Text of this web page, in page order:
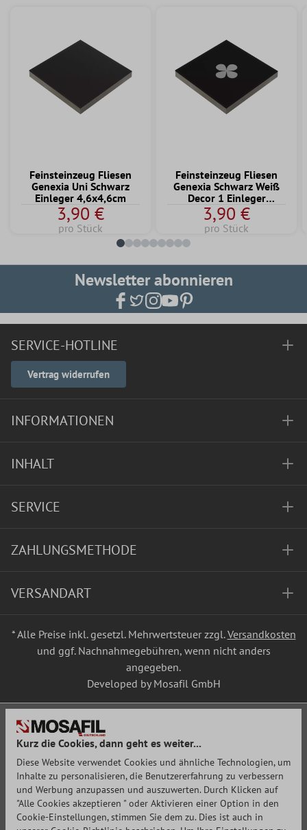
Feinsteinzeug Fliesen
Genexia Uni Schwarz
Einleger 4,6x4,6cm
3,90 €
pro Stück
Feinsteinzeug Fliesen
Genexia Schwarz Weiß
Decor 1 Einleger
4,6x4,6cm
3,90 €
pro Stück
Newsletter abonnieren
SERVICE-HOTLINE
Vertrag widerrufen
INFORMATIONEN
INHALT
SERVICE
ZAHLUNGSMETHODE
VERSANDART
* Alle Preise inkl. gesetzl. Mehrwertsteuer zzgl.Versandkosten
und ggf. Nachnahmegebühren, wenn nicht anders
angegeben.
Developed by Mosafil GmbH
Kurz die Cookies, dann geht es weiter...
Diese Website verwendet Cookies und ähnliche Technologien, um
Inhalte zu personalisieren, die Benutzererfahrung zu verbessern
und Werbung anzupassen und auszuwerten. Durch Klicken auf
"Alle Cookies akzeptieren " oder Aktivieren einer Option in den
Cookie-Einstellungen, stimmen Sie dem zu. Dies ist auch in